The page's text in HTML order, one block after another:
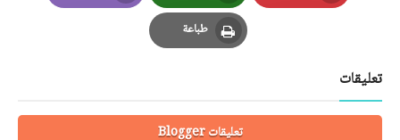
Pinterest
Whatsapp
Email
طباعة
Print
تعليقات
تعليقات Blogger